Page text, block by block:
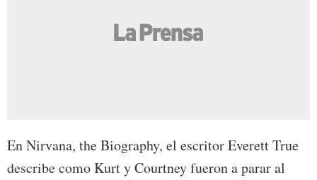
En Nirvana, the Biography, el escritor Everett True
describe como Kurt y Courtney fueron a parar al